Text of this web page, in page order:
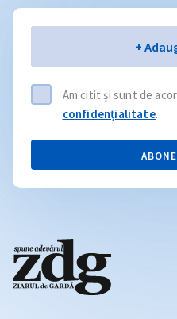
+
Am citit și sunt de
confidențialitate.